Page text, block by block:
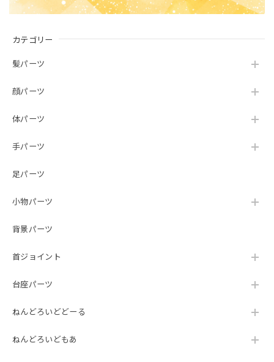
カテゴリー
髪パーツ
顔パーツ
体パーツ
手パーツ
足パーツ
小物パーツ
背景パーツ
首ジョイント
台座パーツ
ねんどろいどどーる
ねんどろいどもあ